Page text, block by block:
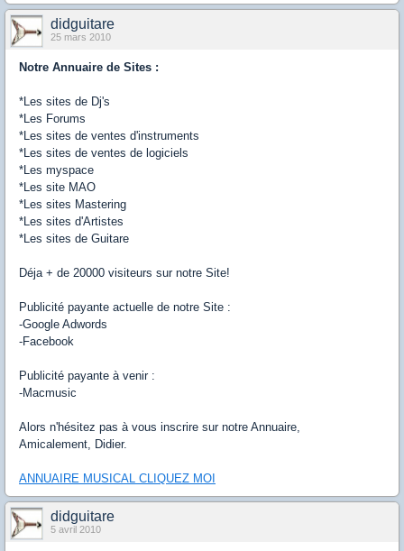
didguitare
25 mars 2010
Notre Annuaire de Sites :
*Les sites de Dj's
*Les Forums
*Les sites de ventes d'instruments
*Les sites de ventes de logiciels
*Les myspace
*Les site MAO
*Les sites Mastering
*Les sites d'Artistes
*Les sites de Guitare
Déja + de 20000 visiteurs sur notre Site!
Publicité payante actuelle de notre Site :
-Google Adwords
-Facebook
Publicité payante à venir :
-Macmusic
Alors n'hésitez pas à vous inscrire sur notre Annuaire,
Amicalement, Didier.
ANNUAIRE MUSICAL CLIQUEZ MOI
didguitare
5 avril 2010